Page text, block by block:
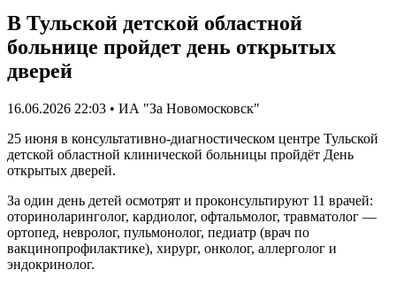
В Тульской детской областной
больнице пройдет день открытых
дверей
16.06.2026 22:03 • ИА "За Новомосковск"
25 июня в консультативно-диагностическом центре Тульской
детской областной клинической больницы пройдёт День
открытых дверей.
За один день детей осмотрят и проконсультируют 11 врачей:
оториноларинголог, кардиолог, офтальмолог, травматолог —
ортопед, невролог, пульмонолог, педиатр (врач по
вакцинопрофилактике), хирург, онколог, аллерголог и
эндокринолог.